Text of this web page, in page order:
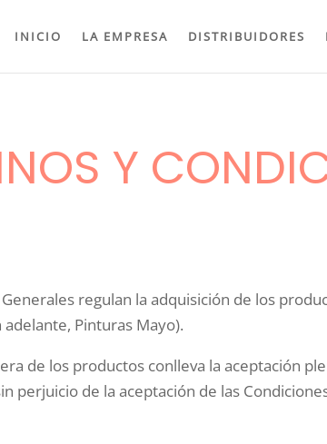
INICIO LA EMPRESA DISTRIBUIDORES
Y
regulan la adquisición de los
Pinturas Mayo).
de los productos conlleva la aceptación
perjuicio de la aceptación de las